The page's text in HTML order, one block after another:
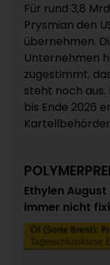
Für rund 3,8
Prysmian den
übernehmen.
Unternehmen
zugestimmt,
steht noch aus.
bis Ende 2026
Ethylen
immer nicht